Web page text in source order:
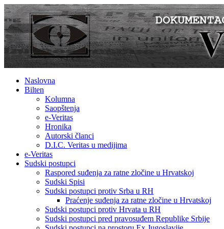
Naslovna
Bilten
Kolumna
Saopštenja
e-Veritas
Hronika
Autorski članci
D.I.C. Veritas u medijima
e-Veritas
Sudski postupci
Raspored suđenja za ratne zločine u Hrvatskoj
Sudski Spisi
Sudski postupci protiv Srba u RH
Praćenje suđenja za ratne zločine u Hrvatskoj
Sudski postupci protiv Hrvata u RH
Sudski postupci pred pravosuđem Republike Srbije